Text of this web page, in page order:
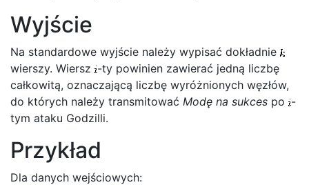
Wyjście
Na standardowe wyjście należy wypisać dokładnie
wierszy. Wiersz -ty powinien zawierać jedną liczbę
całkowitą, oznaczającą liczbę wyróżnionych węzłów,
do których należy transmitować Modę na sukces po -
tym ataku Godzilli.
Przykład
Dla danych wejściowych: